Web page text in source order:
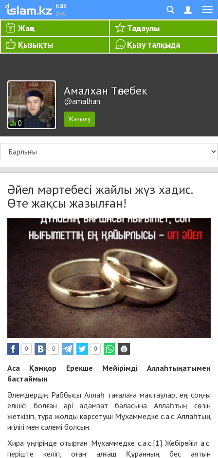
қаз
рус
Жаңа
Таңдаулы
Қызықты
Қызу талқыда
0
Амалхан Төлебек
@amalhan
Әйел мәртебесі жайлы жүз хадис.
Өте жақсы жазылған!
0 0 0
Аса Қамқор Ерекше Мейірімді Аллаһтыңатымен
бастаймын
Әлемдердің Раббысы Аллаһ тағалаға мақтаулар, ең соңғы
елшісі болған әрі адамзат баласына Аллаһтың сөзін
жеткізіп, тура жолды көрсетуші Мұхаммедке с.а.с. Аллаһтың
игілігі мен сәлемі болсын.
Хира үңгірінде отырған Мұхаммедке с.а.с.[1] Жебірейіл а.с.
періште келіп, оған алғаш Құранның бес аятын